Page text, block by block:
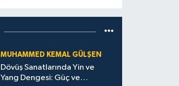
MUHAMMED KEMAL GÜLŞEN
Dövüş Sanatlarında Yin ve
Yang Dengesi: Güç ve